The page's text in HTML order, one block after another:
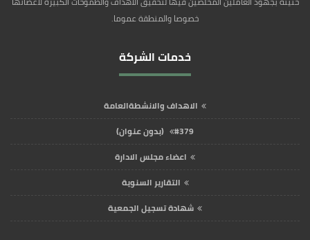
خصوصا والمنطقة عموما.
خدمات الشركة
الاهداف والانشطةالعامة
#379 (بدون عنوان)
اعضاء مجلس الادارة
التقارير السنوية
شهادة تسجيل الجمعية